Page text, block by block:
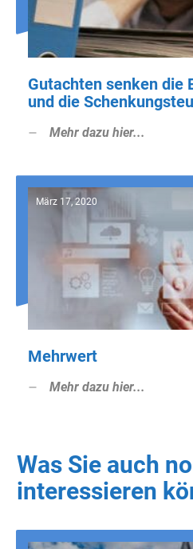
Gutachten senken die
und die
Mehr dazu hier...
März 17, 2020
Mehrwert
Mehr dazu hier...
Was Sie auch
interessieren